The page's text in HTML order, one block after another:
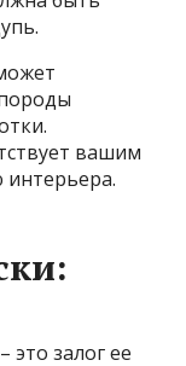
вашим
залог ее